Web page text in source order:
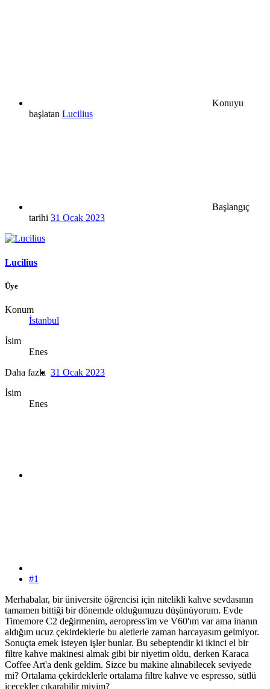
Konuyu
başlatan Lucilius
Başlangıç
tarihi 31 Ocak 2023
Lucilius
Üye
Konum
İstanbul
İsim
Enes
Daha fazla
İsim
Enes
31 Ocak 2023
#1
Merhabalar, bir üniversite öğrencisi için nitelikli kahve sevdasının
tamamen bittiği bir dönemde olduğumuzu düşünüyorum. Evde
Timemore C2 değirmenim, aeropress'im ve V60'ım var ama inanın
aldığım ucuz çekirdeklerle bu aletlerle zaman harcayasım gelmiyor.
Sonuçta emek isteyen işler bunlar. Bu sebeptendir ki ikinci el bir
filtre kahve makinesi almak gibi bir niyetim oldu, derken Karaca
Coffee Art'a denk geldim. Sizce bu makine alınabilecek seviyede
mi? Ortalama çekirdeklerle ortalama filtre kahve ve espresso, sütlü
içecekler çıkarabilir miyim?